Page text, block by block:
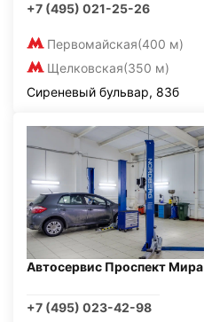
+7 (495) 021-25-26
Первомайская(400 м)
Щелковская(350 м)
Сиреневый бульвар, 83б
Автосервис Проспект Мира
+7 (495) 023-42-98